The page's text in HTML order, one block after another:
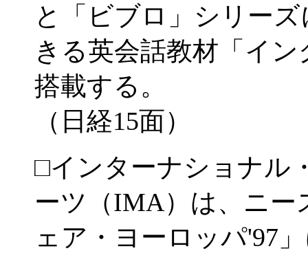
と「ビブロ」シリー
きる英会話教材「イ
搭載する。
（日経15面）
□インターナショナル
ーツ（IMA）は、ニ
ェア・ヨーロッパ'97